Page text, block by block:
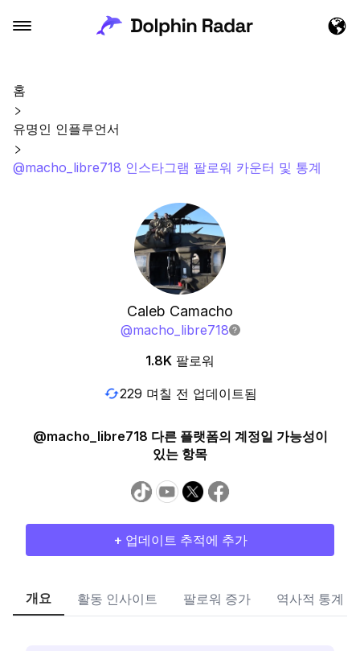
홈
유명인 인플루언서
@macho_libre718 인스타그램 팔로워 카운터 및 통계
Caleb Camacho
@macho_libre718
1.8K 팔로워
229 며칠 전 업데이트됨
@macho_libre718 다른 플랫폼의 계정일 가능성이
있는 항목
+ 업데이트 추적에 추가
개요 활동 인사이트 팔로워 증가 역사적 통계